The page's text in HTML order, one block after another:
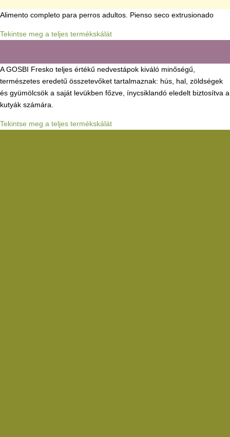
Alimento completo para perros adultos. Pienso seco extrusionado
Tekintse meg a teljes termékskálát
A GOSBI Fresko teljes értékű nedvestápok kiváló minőségű,
természetes eredetű összetevőket tartalmaznak: hús, hal, zöldségek
és gyümölcsök a saját levükben főzve, ínycsiklandó eledelt biztosítva a
kutyák számára.
Tekintse meg a teljes termékskálát